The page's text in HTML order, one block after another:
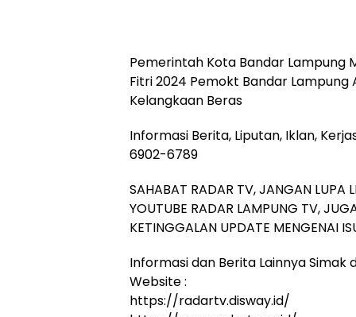
Pemerintah Kota Bandar Lampung
Fitri 2024 Pemokt Bandar Lampung
Kelangkaan Beras
Informasi Berita, Liputan, Iklan,
6902-6789
SAHABAT RADAR TV, JANGAN LUPA
YOUTUBE RADAR LAMPUNG TV,
KETINGGALAN UPDATE MENGENAI
Informasi dan Berita Lainnya Simak
Website :
https://radartv.disway.id/